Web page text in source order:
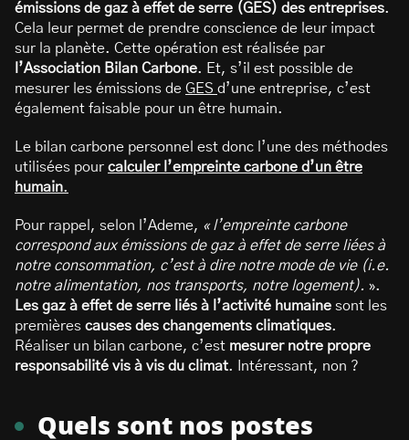
émissions de gaz à effet de serre (GES) des entreprises.
Cela leur permet de prendre conscience de leur impact
sur la planète. Cette opération est réalisée par
l’Association Bilan Carbone. Et, s’il est possible de
mesurer les émissions de GES d’une entreprise, c’est
également faisable pour un être humain.
Le bilan carbone personnel est donc l’une des méthodes
utilisées pour calculer l’empreinte carbone d’un être
humain.
Pour rappel, selon l’Ademe, « l’empreinte carbone
correspond aux émissions de gaz à effet de serre liées à
notre consommation, c’est à dire notre mode de vie (i.e.
notre alimentation, nos transports, notre logement). ».
Les gaz à effet de serre liés à l’activité humaine sont les
premières causes des changements climatiques.
Réaliser un bilan carbone, c’est mesurer notre propre
responsabilité vis à vis du climat. Intéressant, non ?
Quels sont nos postes